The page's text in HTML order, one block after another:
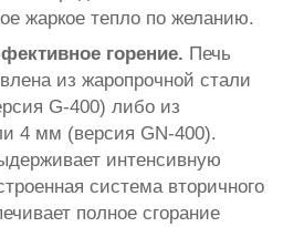
жаркое тепло по желанию.
горение. Печь
из жаропрочной стали
G-400) либо из
4 мм (версия GN-400).
интенсивную
система вторичного
полное сгорание